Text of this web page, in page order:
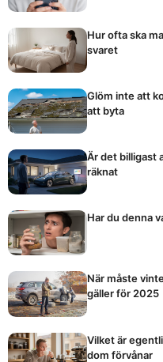
Hur ofta ska
svaret
Glöm inte att
att byta
Är det billigast
räknat
Har du denna
När måste
gäller för 2025
Vilket är
dom förvånar